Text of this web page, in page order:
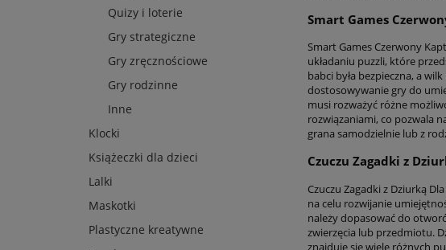
Quizy i loterie
Gry strategiczne
Gry zręcznościowe
Gry rodzinne
Inne
Klocki
Książeczki dla dzieci
Lalki
Maskotki
Plastyczne kreatywne
Smart Games
Smart Games Czerwony
układaniu puzzli, które
babci była bezpieczna, a
dostosowywanie gry do
musi rozważyć różne
rozwiązaniami, co pozwala
grana samodzielnie lub z
Czuczu Zagadki z
Czuczu Zagadki z Dziurką
na celu rozwijanie
należy dopasować do
zwierzęcia lub przedmiotu.
znajduje się wiele różnych